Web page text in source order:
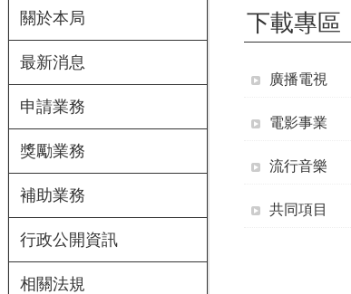
關於本局
最新消息
申請業務
獎勵業務
補助業務
行政公開資訊
相關法規
下載專區
廣播電視
電影事業
流行音樂
共同項目